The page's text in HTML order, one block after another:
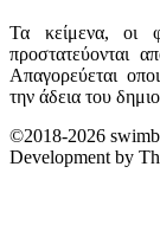
Τα κείμενα, οι
προστατεύονται
Απαγορεύεται
την άδεια του
©2018-2026
Development by